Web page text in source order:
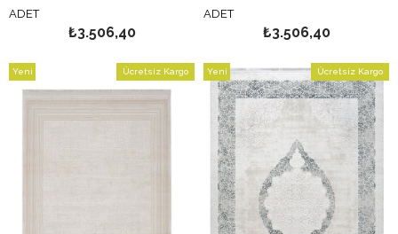
ADET
₺3.506,40
ADET
₺3.506,40
Ücretsiz Kargo
Yeni
Ürün
Ücretsiz Kargo
Yeni
Ürün